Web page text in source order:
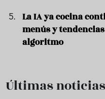
La IA ya cocina
menús y
algoritmo
Últimas noticias